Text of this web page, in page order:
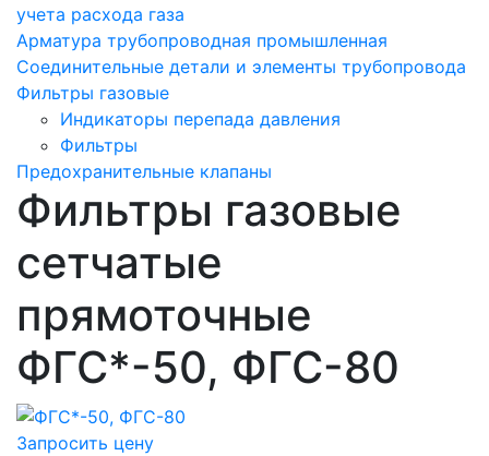
учета расхода газа
Арматура трубопроводная промышленная
Соединительные детали и элементы трубопровода
Фильтры газовые
Индикаторы перепада давления
Фильтры
Предохранительные клапаны
Фильтры газовые
сетчатые
прямоточные
ФГС*-50, ФГС-80
Запросить цену